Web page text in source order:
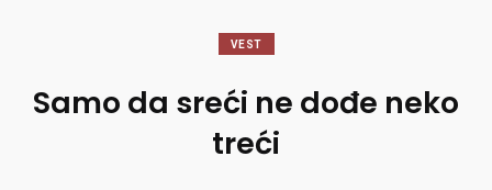
VEST
Samo da sreći ne dođe neko
treći